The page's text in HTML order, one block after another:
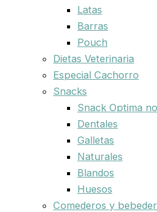
Latas
Barras
Pouch
Dietas Veterinaria
Especial Cachorro
Snacks
Snack Optima
Dentales
Galletas
Naturales
Blandos
Huesos
Comederos y